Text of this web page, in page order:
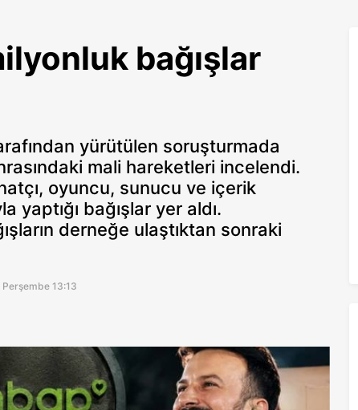
bağışlar
yürütülen soruşturmada
mali hareketleri incelendi.
oyuncu, sunucu ve içerik
yaptığı bağışlar yer aldı.
derneğe ulaştıktan sonraki
13:13